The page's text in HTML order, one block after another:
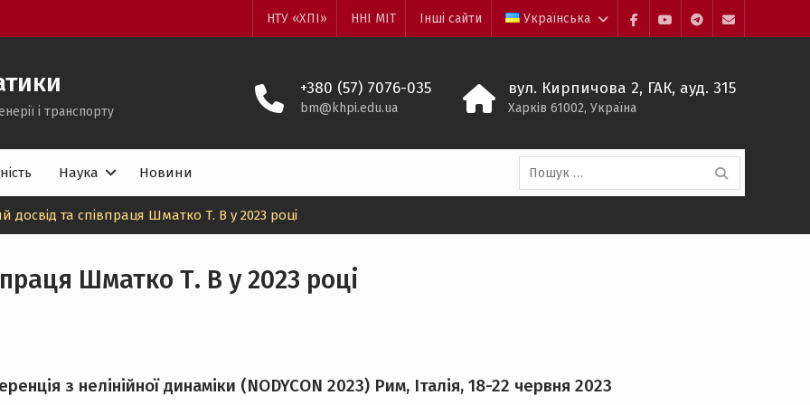
ПунктПунктПунктПункт
НТУ «ХПІ» ННІ МІТ Інші сайти Українська
і транспорту
+380 (57) 7076-035
bm@khpi.edu.ua
вул. Кирпичова 2, ГАК, ауд. 315
Харкiв 61002, Україна
Наука Новини
Пошук:
досвід та співпраця Шматко Т. В у 2023 році
Шматко Т. В у 2023 році
з нелінійної динаміки (NODYCON 2023) Рим, Італія, 18-22 червня 2023